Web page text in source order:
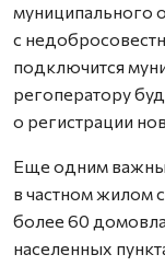
муниципального
с
подключится
регоператору
о регистрации
Еще одним
в частном жилом
более 60
населенных